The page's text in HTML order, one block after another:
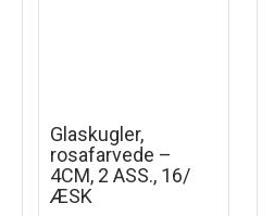
Glaskugler,
rosafarvede –
4CM, 2 ASS., 16/
ÆSK